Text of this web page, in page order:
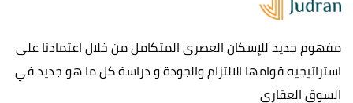
مفهوم جديد للإسكان العصرى المتكامل من خلال اعتمادنا على
استراتيجيه قوامها الالتزام والجودة و دراسة كل ما هو جديد في
السوق العقاري